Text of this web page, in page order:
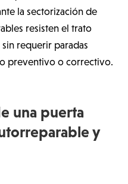
la sectorización de
resisten el trato
requerir paradas
preventivo o correctivo.
una puerta
y